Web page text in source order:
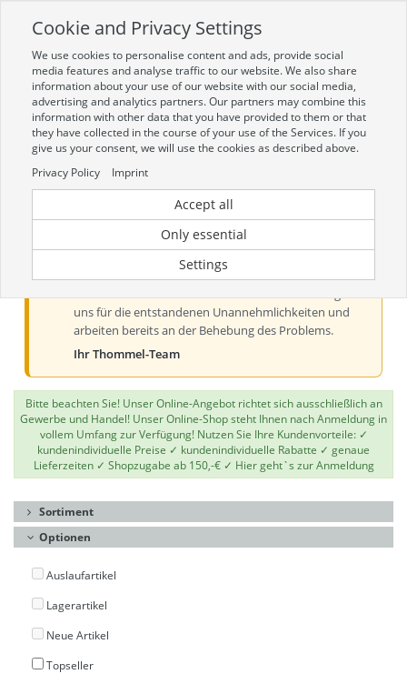
Zur mobilen Kompaktversion (Login erforderlich)
Toggle
navigation
Aktueller Hinweis zur Preis- und
Verfügbarkeitsanzeige
Liebe Kundinnen und Kunden, derzeit kann es bei der
Preis- und Verfügbarkeitsanzeige aus technischen
uns für die entstandenen Unannehmlichkeiten und
arbeiten bereits an der Behebung des Problems.
Ihr Thommel-Team
Bitte beachten Sie! Unser Online-Angebot richtet sich ausschließlich an
Gewerbe und Handel! Unser Online-Shop steht Ihnen nach Anmeldung in
vollem Umfang zur Verfügung! Nutzen Sie Ihre Kundenvorteile: ✓
kundenindividuelle Preise ✓ kundenindividuelle Rabatte ✓ genaue
Lieferzeiten ✓ Shopzugabe ab 150,-€ ✓ Hier geht`s zur Anmeldung
Sortiment
Optionen
Auslaufartikel
Lagerartikel
Neue Artikel
Topseller
Cookie and Privacy Settings
We use cookies to personalise content and ads, provide social
media features and analyse traffic to our website. We also share
information about your use of our website with our social media,
advertising and analytics partners. Our partners may combine this
information with other data that you have provided to them or that
they have collected in the course of your use of the Services. If you
give us your consent, we will use the cookies as described above.
Privacy Policy
Imprint
Accept all
Only essential
Settings